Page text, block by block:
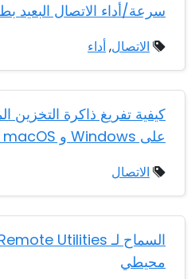
سرعة/أداء الاتصال البعيد
الاتصال,أداء
على Windows و macOS و Linux
الاتصال
محيطي